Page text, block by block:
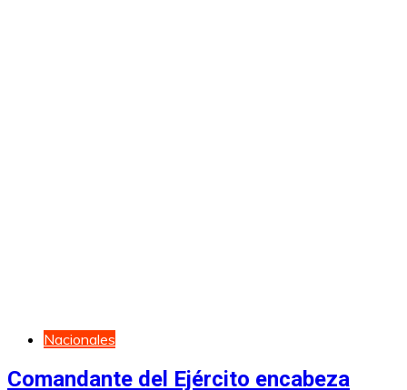
Nacionales
Comandante del Ejército encabeza